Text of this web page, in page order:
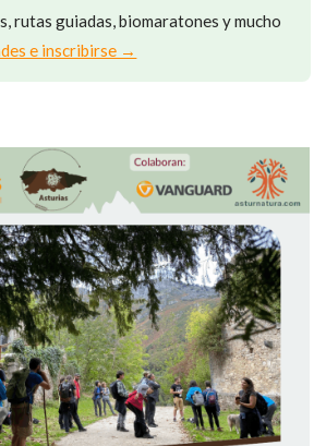
rutas guiadas, biomaratones y mucho
e inscribirse →